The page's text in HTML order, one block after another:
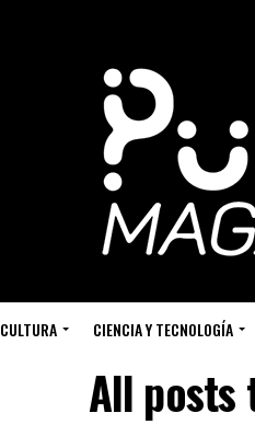
CULTURA CIENCIA Y TECNOLOGÍA
All posts